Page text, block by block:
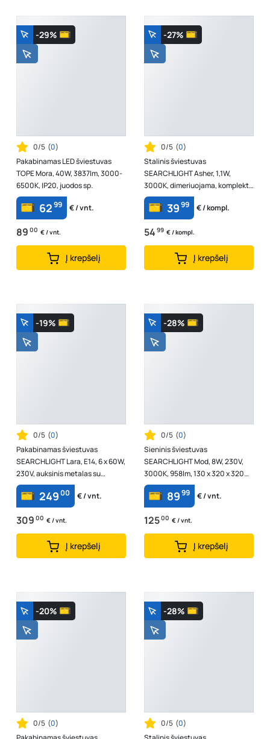
-29%
0/5 (0)
Pakabinamas LED šviestuvas
TOPE Mora, 40W, 3837lm, 3000-
6500K, IP20, juodos sp.
6299 € / vnt.
89 00 € / vnt.
Į krepšelį
-27%
0/5 (0)
Stalinis šviestuvas
SEARCHLIGHT Asher, 1,1W,
3000K, dimeriuojama, komplekte
3 lempos, 34125NA
3999 € / kompl.
54 99 € / kompl.
Į krepšelį
-19%
0/5 (0)
Pakabinamas šviestuvas
SEARCHLIGHT Lara, E14, 6 x 60W,
230V, auksinis metalas su
skaidriais stikliniais strypais, 550
x ...
24900 € / vnt.
309 00 € / vnt.
Į krepšelį
-28%
0/5 (0)
Sieninis šviestuvas
SEARCHLIGHT Mod, 8W, 230V,
3000K, 958lm, 130 x 320 x 320
mm, 26253SB
8999 € / vnt.
12500 € / vnt.
Į krepšelį
-20%
0/5 (0)
-28%
0/5 (0)